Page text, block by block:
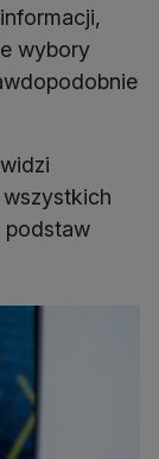
wybory
podstaw